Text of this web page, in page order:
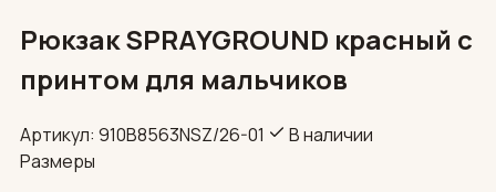
Рюкзак SPRAYGROUND красный с
принтом для мальчиков
Артикул: 910B8563NSZ/26-01
В наличии
Размеры